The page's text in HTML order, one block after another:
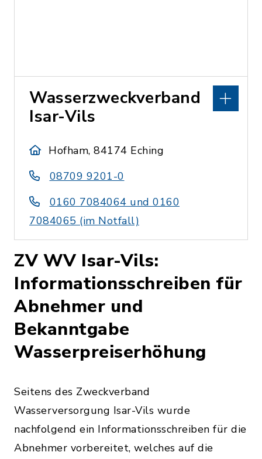
Wasserzweckverband
Isar-Vils
Hofham, 84174 Eching
08709 9201-0
0160 7084064 und 0160
7084065 (im Notfall)
ZV WV Isar-Vils:
Informationsschreiben für
Abnehmer und
Bekanntgabe
Wasserpreiserhöhung
Seitens des Zweckverband
Wasserversorgung Isar-Vils wurde
nachfolgend ein Informationsschreiben für die
Abnehmer vorbereitet, welches auf die